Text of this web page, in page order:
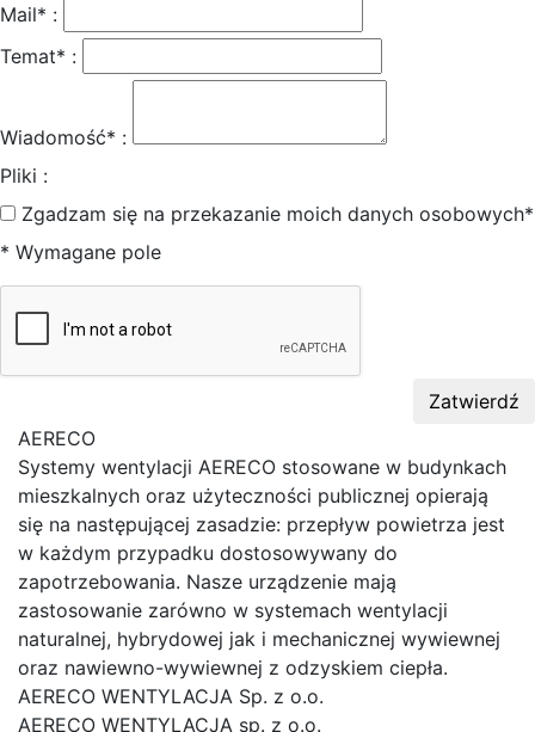
Mail* :
Temat* :
Wiadomość* :
Pliki :
Zgadzam się na przekazanie moich danych osobowych*
* Wymagane pole
Zatwierdź
AERECO
Systemy wentylacji AERECO stosowane w budynkach
mieszkalnych oraz użyteczności publicznej opierają
się na następującej zasadzie: przepływ powietrza jest
w każdym przypadku dostosowywany do
zapotrzebowania. Nasze urządzenie mają
zastosowanie zarówno w systemach wentylacji
naturalnej, hybrydowej jak i mechanicznej wywiewnej
oraz nawiewno-wywiewnej z odzyskiem ciepła.
AERECO WENTYLACJA Sp. z o.o.
AERECO WENTYLACJA sp. z o.o.